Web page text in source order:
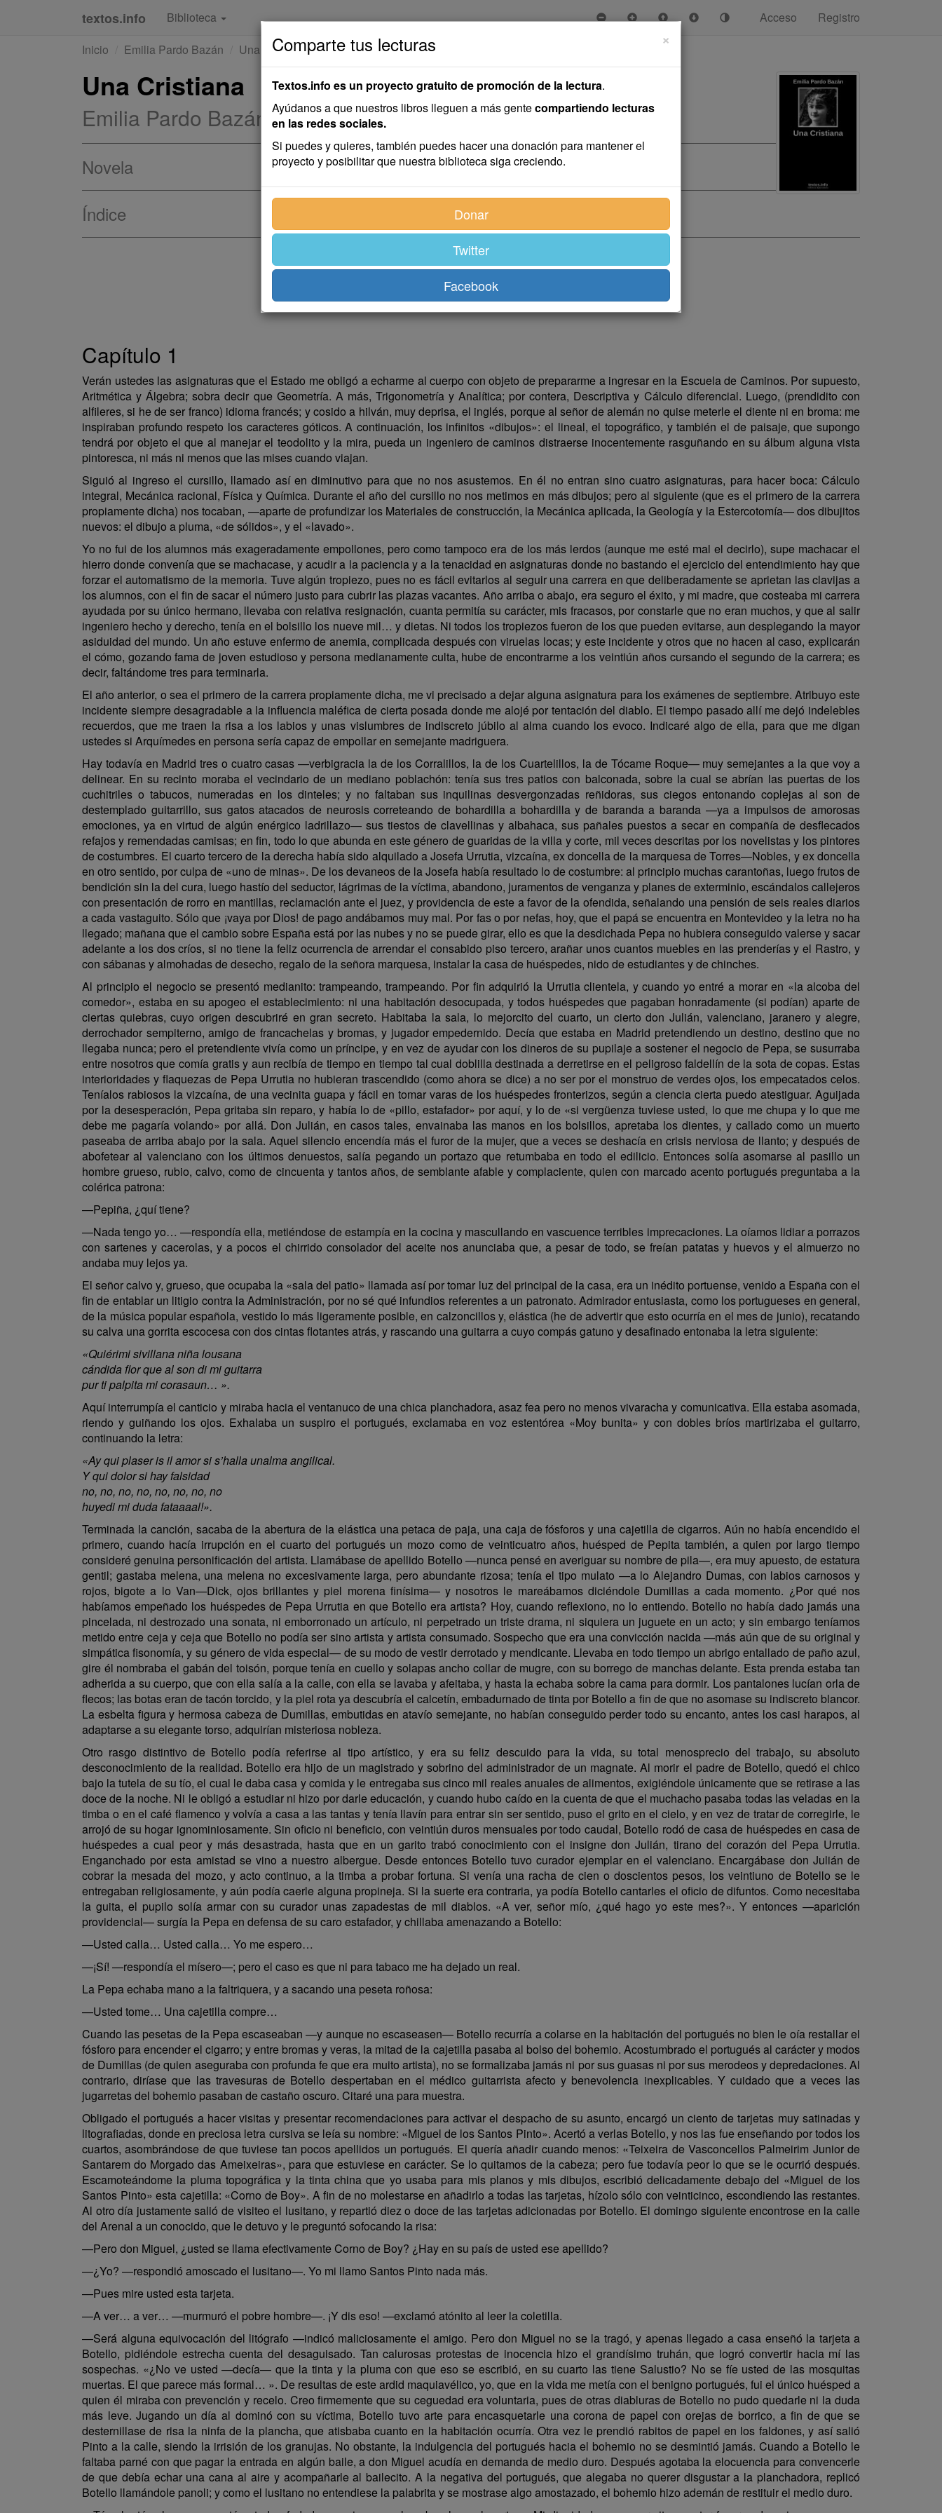
textos.info Biblioteca Acceso
Registro
Inicio
Emilia Pardo Bazán Una Cristiana
Una Cristiana
Emilia Pardo Bazán
Novela
Índice
Capítulo 1
Verán ustedes las asignaturas que el Estado me obligó a echarme al cuerpo con objeto de prepararme a ingresar en la Escuela de Caminos. Por supuesto,
Aritmética y Álgebra; sobra decir que Geometría. A más, Trigonometría y Analítica; por contera, Descriptiva y Cálculo diferencial. Luego, (prendidito con
alfileres, si he de ser franco) idioma francés; y cosido a hilván, muy deprisa, el inglés, porque al señor de alemán no quise meterle el diente ni en broma: me
inspiraban profundo respeto los caracteres góticos. A continuación, los infinitos «dibujos»: el lineal, el topográfico, y también el de paisaje, que supongo
tendrá por objeto el que al manejar el teodolito y la mira, pueda un ingeniero de caminos distraerse inocentemente rasguñando en su álbum alguna vista
pintoresca, ni más ni menos que las mises cuando viajan.
Siguió al ingreso el cursillo, llamado así en diminutivo para que no nos asustemos. En él no entran sino cuatro asignaturas, para hacer boca: Cálculo
integral, Mecánica racional, Física y Química. Durante el año del cursillo no nos metimos en más dibujos; pero al siguiente (que es el primero de la carrera
propiamente dicha) nos tocaban, —aparte de profundizar los Materiales de construcción, la Mecánica aplicada, la Geología y la Estercotomía— dos dibujitos
nuevos: el dibujo a pluma, «de sólidos», y el «lavado».
Yo no fui de los alumnos más exageradamente empollones, pero como tampoco era de los más lerdos (aunque me esté mal el decirlo), supe machacar el
hierro donde convenía que se machacase, y acudir a la paciencia y a la tenacidad en asignaturas donde no bastando el ejercicio del entendimiento hay que
forzar el automatismo de la memoria. Tuve algún tropiezo, pues no es fácil evitarlos al seguir una carrera en que deliberadamente se aprietan las clavijas a
los alumnos, con el fin de sacar el número justo para cubrir las plazas vacantes. Año arriba o abajo, era seguro el éxito, y mi madre, que costeaba mi carrera
ayudada por su único hermano, llevaba con relativa resignación, cuanta permitía su carácter, mis fracasos, por constarle que no eran muchos, y que al salir
ingeniero hecho y derecho, tenía en el bolsillo los nueve mil… y dietas. Ni todos los tropiezos fueron de los que pueden evitarse, aun desplegando la mayor
asiduidad del mundo. Un año estuve enfermo de anemia, complicada después con viruelas locas; y este incidente y otros que no hacen al caso, explicarán
el cómo, gozando fama de joven estudioso y persona medianamente culta, hube de encontrarme a los veintiún años cursando el segundo de la carrera; es
decir, faltándome tres para terminarla.
El año anterior, o sea el primero de la carrera propiamente dicha, me vi precisado a dejar alguna asignatura para los exámenes de septiembre. Atribuyo este
incidente siempre desagradable a la influencia maléfica de cierta posada donde me alojé por tentación del diablo. El tiempo pasado allí me dejó indelebles
recuerdos, que me traen la risa a los labios y unas vislumbres de indiscreto júbilo al alma cuando los evoco. Indicaré algo de ella, para que me digan
ustedes si Arquímedes en persona sería capaz de empollar en semejante madriguera.
Hay todavía en Madrid tres o cuatro casas —verbigracia la de los Corralillos, la de los Cuartelillos, la de Tócame Roque— muy semejantes a la que voy a
delinear. En su recinto moraba el vecindario de un mediano poblachón: tenía sus tres patios con balconada, sobre la cual se abrían las puertas de los
cuchitriles o tabucos, numeradas en los dinteles; y no faltaban sus inquilinas desvergonzadas reñidoras, sus ciegos entonando coplejas al son de
destemplado guitarrillo, sus gatos atacados de neurosis correteando de bohardilla a bohardilla y de baranda a baranda —ya a impulsos de amorosas
emociones, ya en virtud de algún enérgico ladrillazo— sus tiestos de clavellinas y albahaca, sus pañales puestos a secar en compañía de desflecados
refajos y remendadas camisas; en fin, todo lo que abunda en este género de guaridas de la villa y corte, mil veces descritas por los novelistas y los pintores
de costumbres. El cuarto tercero de la derecha había sido alquilado a Josefa Urrutia, vizcaína, ex doncella de la marquesa de Torres—Nobles, y ex doncella
en otro sentido, por culpa de «uno de minas». De los devaneos de la Josefa había resultado lo de costumbre: al principio muchas carantoñas, luego frutos de
bendición sin la del cura, luego hastío del seductor, lágrimas de la víctima, abandono, juramentos de venganza y planes de exterminio, escándalos callejeros
con presentación de rorro en mantillas, reclamación ante el juez, y providencia de este a favor de la ofendida, señalando una pensión de seis reales diarios
a cada vastaguito. Sólo que ¡vaya por Dios! de pago andábamos muy mal. Por fas o por nefas, hoy, que el papá se encuentra en Montevideo y la letra no ha
llegado; mañana que el cambio sobre España está por las nubes y no se puede girar, ello es que la desdichada Pepa no hubiera conseguido valerse y sacar
adelante a los dos críos, si no tiene la feliz ocurrencia de arrendar el consabido piso tercero, arañar unos cuantos muebles en las prenderías y el Rastro, y
con sábanas y almohadas de desecho, regalo de la señora marquesa, instalar la casa de huéspedes, nido de estudiantes y de chinches.
Al principio el negocio se presentó medianito: trampeando, trampeando. Por fin adquirió la Urrutia clientela, y cuando yo entré a morar en «la alcoba del
comedor», estaba en su apogeo el establecimiento: ni una habitación desocupada, y todos huéspedes que pagaban honradamente (si podían) aparte de
ciertas quiebras, cuyo origen descubriré en gran secreto. Habitaba la sala, lo mejorcito del cuarto, un cierto don Julián, valenciano, jaranero y alegre,
derrochador sempiterno, amigo de francachelas y bromas, y jugador empedernido. Decía que estaba en Madrid pretendiendo un destino, destino que no
llegaba nunca; pero el pretendiente vivía como un príncipe, y en vez de ayudar con los dineros de su pupilaje a sostener el negocio de Pepa, se susurraba
entre nosotros que comía gratis y aun recibía de tiempo en tiempo tal cual doblilla destinada a derretirse en el peligroso faldellín de la sota de copas. Estas
interioridades y flaquezas de Pepa Urrutia no hubieran trascendido (como ahora se dice) a no ser por el monstruo de verdes ojos, los empecatados celos.
Teníalos rabiosos la vizcaína, de una vecinita guapa y fácil en tomar varas de los huéspedes fronterizos, según a ciencia cierta puedo atestiguar. Aguijada
por la desesperación, Pepa gritaba sin reparo, y había lo de «pillo, estafador» por aquí, y lo de «si vergüenza tuviese usted, lo que me chupa y lo que me
debe me pagaría volando» por allá. Don Julián, en casos tales, envainaba las manos en los bolsillos, apretaba los dientes, y callado como un muerto
paseaba de arriba abajo por la sala. Aquel silencio encendía más el furor de la mujer, que a veces se deshacía en crisis nerviosa de llanto; y después de
abofetear al valenciano con los últimos denuestos, salía pegando un portazo que retumbaba en todo el edilicio. Entonces solía asomarse al pasillo un
hombre grueso, rubio, calvo, como de cincuenta y tantos años, de semblante afable y complaciente, quien con marcado acento portugués preguntaba a la
colérica patrona:
—Pepiña, ¿quí tiene?
—Nada tengo yo… —respondía ella, metiéndose de estampía en la cocina y mascullando en vascuence terribles imprecaciones. La oíamos lidiar a porrazos
con sartenes y cacerolas, y a pocos el chirrido consolador del aceite nos anunciaba que, a pesar de todo, se freían patatas y huevos y el almuerzo no
andaba muy lejos ya.
El señor calvo y, grueso, que ocupaba la «sala del patio» llamada así por tomar luz del principal de la casa, era un inédito portuense, venido a España con el
fin de entablar un litigio contra la Administración, por no sé qué infundios referentes a un patronato. Admirador entusiasta, como los portugueses en general,
de la música popular española, vestido lo más ligeramente posible, en calzoncillos y, elástica (he de advertir que esto ocurría en el mes de junio), recatando
su calva una gorrita escocesa con dos cintas flotantes atrás, y rascando una guitarra a cuyo compás gatuno y desafinado entonaba la letra siguiente:
«Quiérimi sivillana niña lousana
cándida flor que al son di mi guitarra
pur ti palpita mi corasaun… ».
Aquí interrumpía el canticio y miraba hacia el ventanuco de una chica planchadora, asaz fea pero no menos vivaracha y comunicativa. Ella estaba asomada,
riendo y guiñando los ojos. Exhalaba un suspiro el portugués, exclamaba en voz estentórea «Moy bunita» y con dobles bríos martirizaba el guitarro,
continuando la letra:
«Ay qui plaser is il amor si s’halla unalma angilical.
Y qui dolor si hay falsidad
no, no, no, no, no, no, no, no
huyedi mi duda fataaaal!».
Terminada la canción, sacaba de la abertura de la elástica una petaca de paja, una caja de fósforos y una cajetilla de cigarros. Aún no había encendido el
primero, cuando hacía irrupción en el cuarto del portugués un mozo como de veinticuatro años, huésped de Pepita también, a quien por largo tiempo
consideré genuina personificación del artista. Llamábase de apellido Botello —nunca pensé en averiguar su nombre de pila—, era muy apuesto, de estatura
gentil; gastaba melena, una melena no excesivamente larga, pero abundante rizosa; tenía el tipo mulato —a lo Alejandro Dumas, con labios carnosos y
rojos, bigote a lo Van—Dick, ojos brillantes y piel morena finísima— y nosotros le mareábamos diciéndole Dumillas a cada momento. ¿Por qué nos
habíamos empeñado los huéspedes de Pepa Urrutia en que Botello era artista? Hoy, cuando reflexiono, no lo entiendo. Botello no había dado jamás una
pincelada, ni destrozado una sonata, ni emborronado un artículo, ni perpetrado un triste drama, ni siquiera un juguete en un acto; y sin embargo teníamos
metido entre ceja y ceja que Botello no podía ser sino artista y artista consumado. Sospecho que era una convicción nacida —más aún que de su original y
simpática fisonomía, y su género de vida especial— de su modo de vestir derrotado y mendicante. Llevaba en todo tiempo un abrigo entallado de paño azul,
gire él nombraba el gabán del toisón, porque tenía en cuello y solapas ancho collar de mugre, con su borrego de manchas delante. Esta prenda estaba tan
adherida a su cuerpo, que con ella salía a la calle, con ella se lavaba y afeitaba, y hasta la echaba sobre la cama para dormir. Los pantalones lucían orla de
flecos; las botas eran de tacón torcido, y la piel rota ya descubría el calcetín, embadurnado de tinta por Botello a fin de que no asomase su indiscreto blancor.
La esbelta figura y hermosa cabeza de Dumillas, embutidas en atavío semejante, no habían conseguido perder todo su encanto, antes los casi harapos, al
adaptarse a su elegante torso, adquirían misteriosa nobleza.
Otro rasgo distintivo de Botello podía referirse al tipo artístico, y era su feliz descuido para la vida, su total menosprecio del trabajo, su absoluto
desconocimiento de la realidad. Botello era hijo de un magistrado y sobrino del administrador de un magnate. Al morir el padre de Botello, quedó el chico
bajo la tutela de su tío, el cual le daba casa y comida y le entregaba sus cinco mil reales anuales de alimentos, exigiéndole únicamente que se retirase a las
doce de la noche. Ni le obligó a estudiar ni hizo por darle educación, y cuando hubo caído en la cuenta de que el muchacho pasaba todas las veladas en la
timba o en el café flamenco y volvía a casa a las tantas y tenía llavín para entrar sin ser sentido, puso el grito en el cielo, y en vez de tratar de corregirle, le
arrojó de su hogar ignominiosamente. Sin oficio ni beneficio, con veintiún duros mensuales por todo caudal, Botello rodó de casa de huéspedes en casa de
huéspedes a cual peor y más desastrada, hasta que en un garito trabó conocimiento con el insigne don Julián, tirano del corazón del Pepa Urrutia.
Enganchado por esta amistad se vino a nuestro albergue. Desde entonces Botello tuvo curador ejemplar en el valenciano. Encargábase don Julián de
cobrar la mesada del mozo, y acto continuo, a la timba a probar fortuna. Si venía una racha de cien o doscientos pesos, los veintiuno de Botello se le
entregaban religiosamente, y aún podía caerle alguna propineja. Si la suerte era contraria, ya podía Botello cantarles el oficio de difuntos. Como necesitaba
la guita, el pupilo solía armar con su curador unas zapadestas de mil diablos. «A ver, señor mío, ¿qué hago yo este mes?». Y entonces —aparición
providencial— surgía la Pepa en defensa de su caro estafador, y chillaba amenazando a Botello:
—Usted calla… Usted calla… Yo me espero…
—¡Sí! —respondía el mísero—; pero el caso es que ni para tabaco me ha dejado un real.
La Pepa echaba mano a la faltriquera, y a sacando una peseta roñosa:
—Usted tome… Una cajetilla compre…
Cuando las pesetas de la Pepa escaseaban —y aunque no escaseasen— Botello recurría a colarse en la habitación del portugués no bien le oía restallar el
fósforo para encender el cigarro; y entre bromas y veras, la mitad de la cajetilla pasaba al bolso del bohemio. Acostumbrado el portugués al carácter y modos
de Dumillas (de quien aseguraba con profunda fe que era muito artista), no se formalizaba jamás ni por sus guasas ni por sus merodeos y depredaciones. Al
contrario, diríase que las travesuras de Botello despertaban en el médico guitarrista afecto y benevolencia inexplicables. Y cuidado que a veces las
jugarretas del bohemio pasaban de castaño oscuro. Citaré una para muestra.
Obligado el portugués a hacer visitas y presentar recomendaciones para activar el despacho de su asunto, encargó un ciento de tarjetas muy satinadas y
litografiadas, donde en preciosa letra cursiva se leía su nombre: «Miguel de los Santos Pinto». Acertó a verlas Botello, y nos las fue enseñando por todos los
cuartos, asombrándose de que tuviese tan pocos apellidos un portugués. El quería añadir cuando menos: «Teixeira de Vasconcellos Palmeirim Junior de
Santarem do Morgado das Ameixeiras», para que estuviese en carácter. Se lo quitamos de la cabeza; pero fue todavía peor lo que se le ocurrió después.
Escamoteándome la pluma topográfica y la tinta china que yo usaba para mis planos y mis dibujos, escribió delicadamente debajo del «Miguel de los
Santos Pinto» esta cajetilla: «Corno de Boy». A fin de no molestarse en añadirlo a todas las tarjetas, hízolo sólo con veinticinco, escondiendo las restantes.
Al otro día justamente salió de visiteo el lusitano, y repartió diez o doce de las tarjetas adicionadas por Botello. El domingo siguiente encontrose en la calle
del Arenal a un conocido, que le detuvo y le preguntó sofocando la risa:
—Pero don Miguel, ¿usted se llama efectivamente Corno de Boy? ¿Hay en su país de usted ese apellido?
—¿Yo? —respondió amoscado el lusitano—. Yo mi llamo Santos Pinto nada más.
—Pues mire usted esta tarjeta.
—A ver… a ver… —murmuró el pobre hombre—. ¡Y dis eso! —exclamó atónito al leer la coletilla.
—Será alguna equivocación del litógrafo —indicó maliciosamente el amigo. Pero don Miguel no se la tragó, y apenas llegado a casa enseñó la tarjeta a
Botello, pidiéndole estrecha cuenta del desaguisado. Tan calurosas protestas de inocencia hizo el grandísimo truhán, que logró convertir hacia mí las
sospechas. «¿No ve usted —decía— que la tinta y la pluma con que eso se escribió, en su cuarto las tiene Salustio? No se fíe usted de las mosquitas
muertas. El que parece más formal… ». De resultas de este ardid maquiavélico, yo, que en la vida me metía con el benigno portugués, fui el único huésped a
quien él miraba con prevención y recelo. Creo firmemente que su ceguedad era voluntaria, pues de otras diabluras de Botello no pudo quedarle ni la duda
más leve. Jugando un día al dominó con su víctima, Botello tuvo arte para encasquetarle una corona de papel con orejas de borrico, a fin de que se
desternillase de risa la ninfa de la plancha, que atisbaba cuanto en la habitación ocurría. Otra vez le prendió rabitos de papel en los faldones, y así salió
Pinto a la calle, siendo la irrisión de los granujas. No obstante, la indulgencia del portugués hacia el bohemio no se desmintió jamás. Cuando a Botello le
faltaba parné con que pagar la entrada en algún baile, a don Miguel acudía en demanda de medio duro. Después agotaba la elocuencia para convencerle
de que debía echar una cana al aire y acompañarle al bailecito. A la negativa del portugués, que alegaba no querer disgustar a la planchadora, replicó
Botello llamándole panoli; y como el lusitano no entendiese la palabrita y se mostrase algo amostazado, el bohemio hizo ademán de restituir el medio duro.
×
Comparte tus lecturas
Textos.info es un proyecto gratuito de promoción de la lectura.
Ayúdanos a que nuestros libros lleguen a más gentecompartiendo lecturas
en las redes sociales.
Si puedes y quieres, también puedes hacer una donación para mantener el
proyecto y posibilitar que nuestra biblioteca siga creciendo.
Donar
Twitter
Facebook